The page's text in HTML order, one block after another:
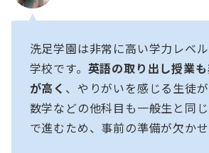
洗足学園は非常に高い学力レベ
学校です。 英語の取り出し授業
が高く 、やりがいを感じる生徒が
数学などの他科目も一般生と同
で進むため、事前の準備が欠かせ